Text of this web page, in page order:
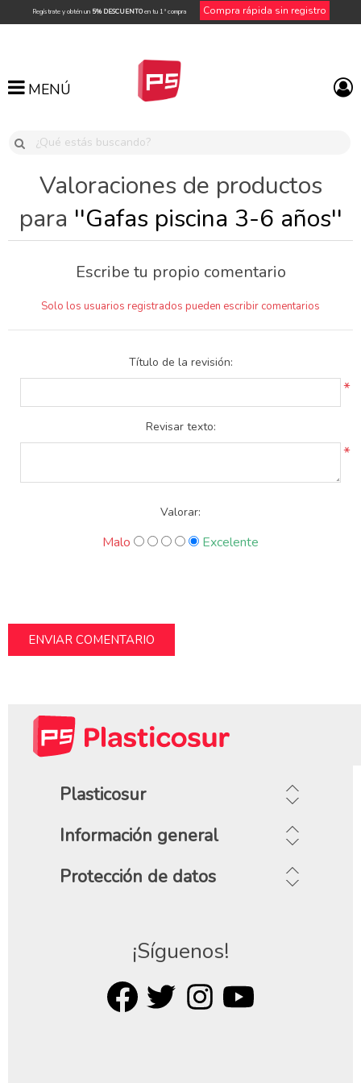
Regístrate y obtén un 5% DESCUENTOen tu 1ª compra Compra rápida sin registro
MENÚ
MENÚ
Valoraciones de productos
para
Gafas piscina 3-6 años
Escribe tu propio comentario
Solo los usuarios registrados pueden escribir comentarios
Título de la revisión:
*
Revisar texto:
*
Valorar:
Malo Excelente
Plasticosur
Información general
Protección de datos
¡Síguenos!